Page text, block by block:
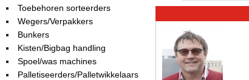
Toebehoren sorteerders
Wegers/Verpakkers
Bunkers
Kisten/Bigbag handling
Spoel/was machines
Palletiseerders/Palletwikkelaars